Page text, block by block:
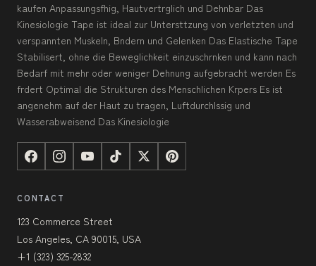
kaufen Anpassungsfhig, Hautvertrglich und Dehnbar Das
Kinesiologie Tape ist ideal zur Untersttzung von verletzten und
verspannten Muskeln, Bndern und Gelenken Das Elastische Tape
Stabilisert, ohne die Beweglichkeit einzuschrnken und kann nach
Bedarf mit mehr oder weniger Dehnung aufgebracht werden Es
frdert Optimal die Strukturen des Menschlichen Krpers Es ist
angenehm auf der Haut zu tragen, Luftdurchlssig und
Wasserabweisend Das Kinesiologie
CONTACT
123 Commerce Street
Los Angeles, CA 90015, USA
+1 (323) 325-2832